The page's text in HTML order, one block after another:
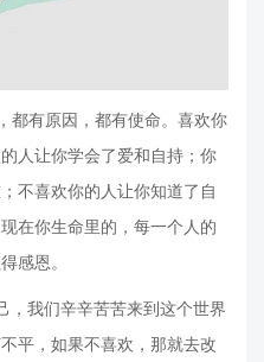
都有原因，都有使命。喜欢你
人让你学会了爱和自持；你
不喜欢你的人让你知道了自
在你生命里的，每一个人的
感恩。
，我们辛辛苦苦来到这个世界
平，如果不喜欢，那就去改